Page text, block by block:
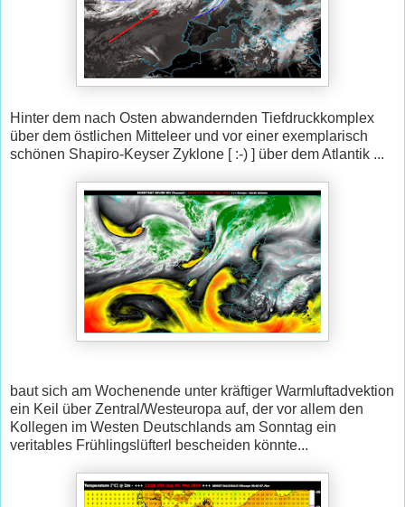
Hinter dem nach Osten abwandernden Tiefdruckkomplex
über dem östlichen Mitteleer und vor einer exemplarisch
schönen Shapiro-Keyser Zyklone [ :-) ] über dem Atlantik ...
baut sich am Wochenende unter kräftiger Warmluftadvektion
ein Keil über Zentral/Westeuropa auf, der vor allem den
Kollegen im Westen Deutschlands am Sonntag ein
veritables Frühlingslüfterl bescheiden könnte...